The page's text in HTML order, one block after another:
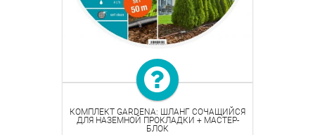
КОМПЛЕКТ GARDENA: ШЛАНГ СОЧАЩИЙСЯ
ДЛЯ НАЗЕМНОЙ ПРОКЛАДКИ + МАСТЕР-
БЛОК